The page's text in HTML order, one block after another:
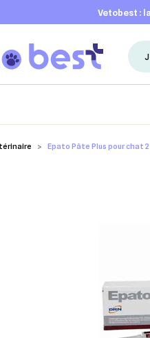
vetobest :
Epato Pâte Plus pour chat